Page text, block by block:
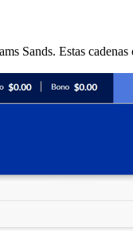
Sands. Estas